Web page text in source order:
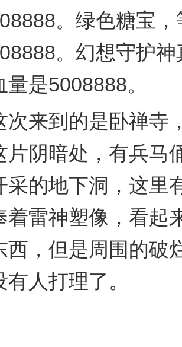
。绿色糖宝
。幻想守护
量是5008888。
次来到的是卧禅寺
片阴暗处，有兵马
采的地下洞，这里
着雷神塑像，看起
西，但是周围的破
有人打理了。